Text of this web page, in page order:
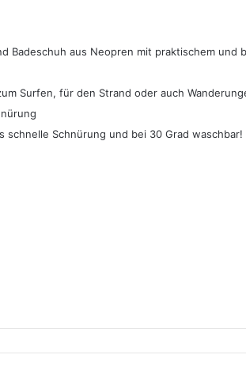
Badeschuh aus Neopren mit praktischem und
Surfen, für den Strand oder auch
schnelle Schnürung und bei 30 Grad